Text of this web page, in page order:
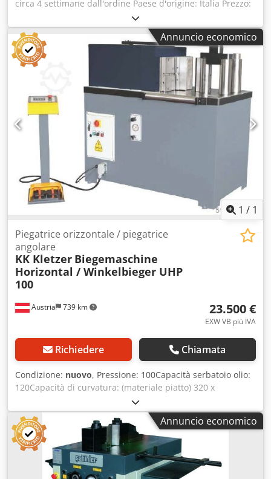
circa 4 settimane dall'ordine Paese d'origine: Italia Prezzo:
15.330 € Rata leasing: 294,34 € Forza di pressatura: 22 t
Corsa: 200 mm Capacità massima di piegatura - acciaio
strutturale: 150 x 10 mm Tavolo: 1100 x 630 mm Altezza
perno di supporto: 120 mm Diametro perno: 55 mm
Velocità di lavoro: 4,6 - 8 mm/s Velocità di ritorno: 70 mm/s
Serbatoio olio: 45 l Motore: 1,5 kW Altezza di lavoro: 925
mm Lunghezza: 1200 mm Larghezza: 900 mm Altezza: 1050
mm Peso: 630 kg 2 perni di supporto, altezza 110 mm
(altezza superiore su richiesta) Battuta manuale da 500
mm con scala millimetrata Velocità regolabile 2 volantini
per la regolazione della corsa e del punto di ritorno
Chedpsynngmefx Abpja Regolazione precisa dell'alzata
idraulica anche sotto carico Comando a due mani Ampia
scelta di utensili, prezzi su richiesta ALTERNATIVA:
Variante con controllo CNC
Annuncio economico
1 / 1
Austria 739 km
Piegatrice orizzontale / piegatrice
angolare
KK Kletzer Biegemaschine
Horizontal / Winkelbieger UHP
100
23.500 €
EXW VB più IVA
Richiedere Chiamata
Condizione: nuovo, Pressione: 100Capacità serbatoio olio:
120Capacità di curvatura: (materiale piatto) 320 x
24Capacità di curvatura: (tubi tondi) 114 x 10Pressione:
285Velocità di lavoro: 10Velocità di ritorno: 10Motore:
10Area del tavolo: 750 x 1425Altezza di lavoro:
930Lunghezza: 1430Larghezza: 750Altezza: 1450Peso circa:
1700Corsa: 285 Cedpfer I H Axox Abpsha Le presse
orizzontali idrauliche UZMA con funzione multidirezionale,
tubi, barre piatte, profili, tondini, come tutti i tipi di
Annuncio economico